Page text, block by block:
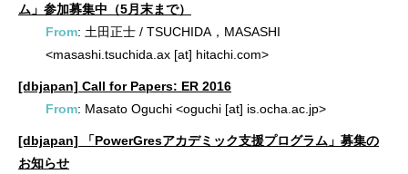
ム」参加募集中（5月末まで）
From: 土田正士 / TSUCHIDA，MASASHI
<masashi.tsuchida.ax [at] hitachi.com>
[dbjapan] Call for Papers: ER 2016
From: Masato Oguchi <oguchi [at] is.ocha.ac.jp>
[dbjapan] 「PowerGresアカデミック支援プログラム」募集の
お知らせ